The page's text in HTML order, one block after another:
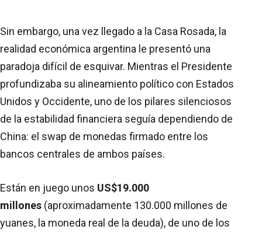
Sin embargo, una vez llegado a la Casa Rosada, la
realidad económica argentina le presentó una
paradoja difícil de esquivar. Mientras el Presidente
profundizaba su alineamiento político con Estados
Unidos y Occidente, uno de los pilares silenciosos
de la estabilidad financiera seguía dependiendo de
China: el swap de monedas firmado entre los
bancos centrales de ambos países.
Están en juego unos US$19.000
millones (aproximadamente 130.000 millones de
yuanes, la moneda real de la deuda), de uno de los